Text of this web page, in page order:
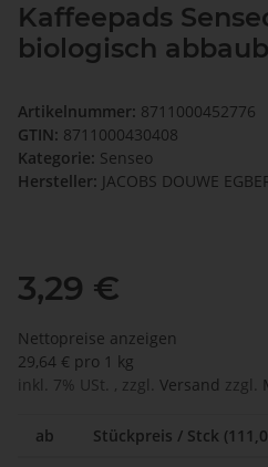
Kaffeepads
biologisch
Artikelnummer: 8711000452776
GTIN: 8711000430408
Kategorie: Senseo
Hersteller: JACOBS DOUWE
3,29 €
Nettopreise anzeigen
29,64 € pro 1 kg
inkl. 7% USt. , zzgl. Versand zzgl.
ab Stückpreis / Stck